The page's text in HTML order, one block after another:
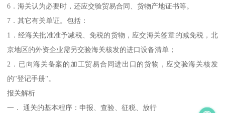
6．海关认为必要时，还应交验贸易合同、货物产地证书等。
7．其它有关单证。包括：
1．经海关批准准予减税、免税的货物，应交海关签章的减免税，北
京地区的外资企业需另交验海关核发的进口设备清单；
2．已向海关备案的加工贸易合同进出口的货物，应交验海关核发
的"登记手册"。
报关解析
一． 通关的基本程序：申报、查验、征税、放行